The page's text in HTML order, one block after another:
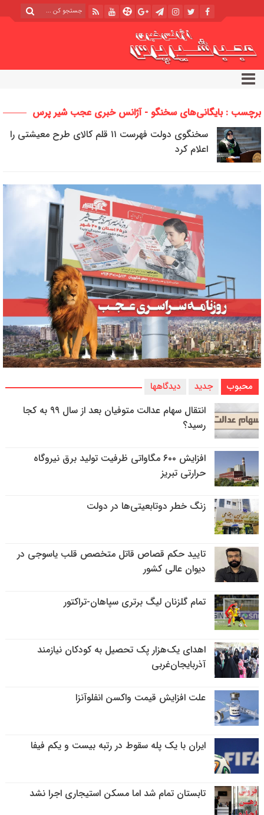
برچسب : بایگانی‌های سخنگو - آژانس خبری عجب شیر پرس
سخنگوی دولت فهرست ۱۱ قلم کالای طرح معیشتی را
اعلام کرد
محبوب جدید دیدگاهها
انتقال سهام عدالت متوفیان بعد از سال ۹۹ به کجا
رسید؟
افزایش ۶۰۰ مگاواتی ظرفیت تولید برق نیروگاه
حرارتی تبریز
زنگ خطر دوتابعیتی‌ها در دولت
تایید حکم قصاص قاتل متخصص قلب یاسوجی در
دیوان عالی کشور
تمام گلزنان لیگ‌ برتری سپاهان-تراکتور
اهدای یک‌هزار پک تحصیل به کودکان نیازمند
آذربایجان‌غربی
علت افزایش قیمت واکسن انفلوآنزا
ایران با یک پله سقوط در رتبه بیست و یکم فیفا
تابستان تمام شد اما مسکن استیجاری اجرا نشد